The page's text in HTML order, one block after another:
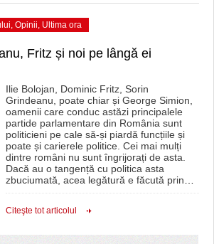
, Opinii, Ultima ora
Fritz și noi pe lângă ei
Ilie Bolojan, Dominic Fritz, Sorin
Grindeanu, poate chiar și George Simion,
oamenii care conduc astăzi principalele
partide parlamentare din România sunt
politicieni pe cale să-și piardă funcțiile și
poate și carierele politice. Cei mai mulți
dintre români nu sunt îngrijorați de asta.
Dacă au o tangență cu politica asta
zbuciumată, acea legătură e făcută prin…
Citeşte tot articolul